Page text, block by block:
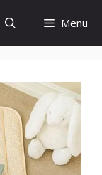
Menu